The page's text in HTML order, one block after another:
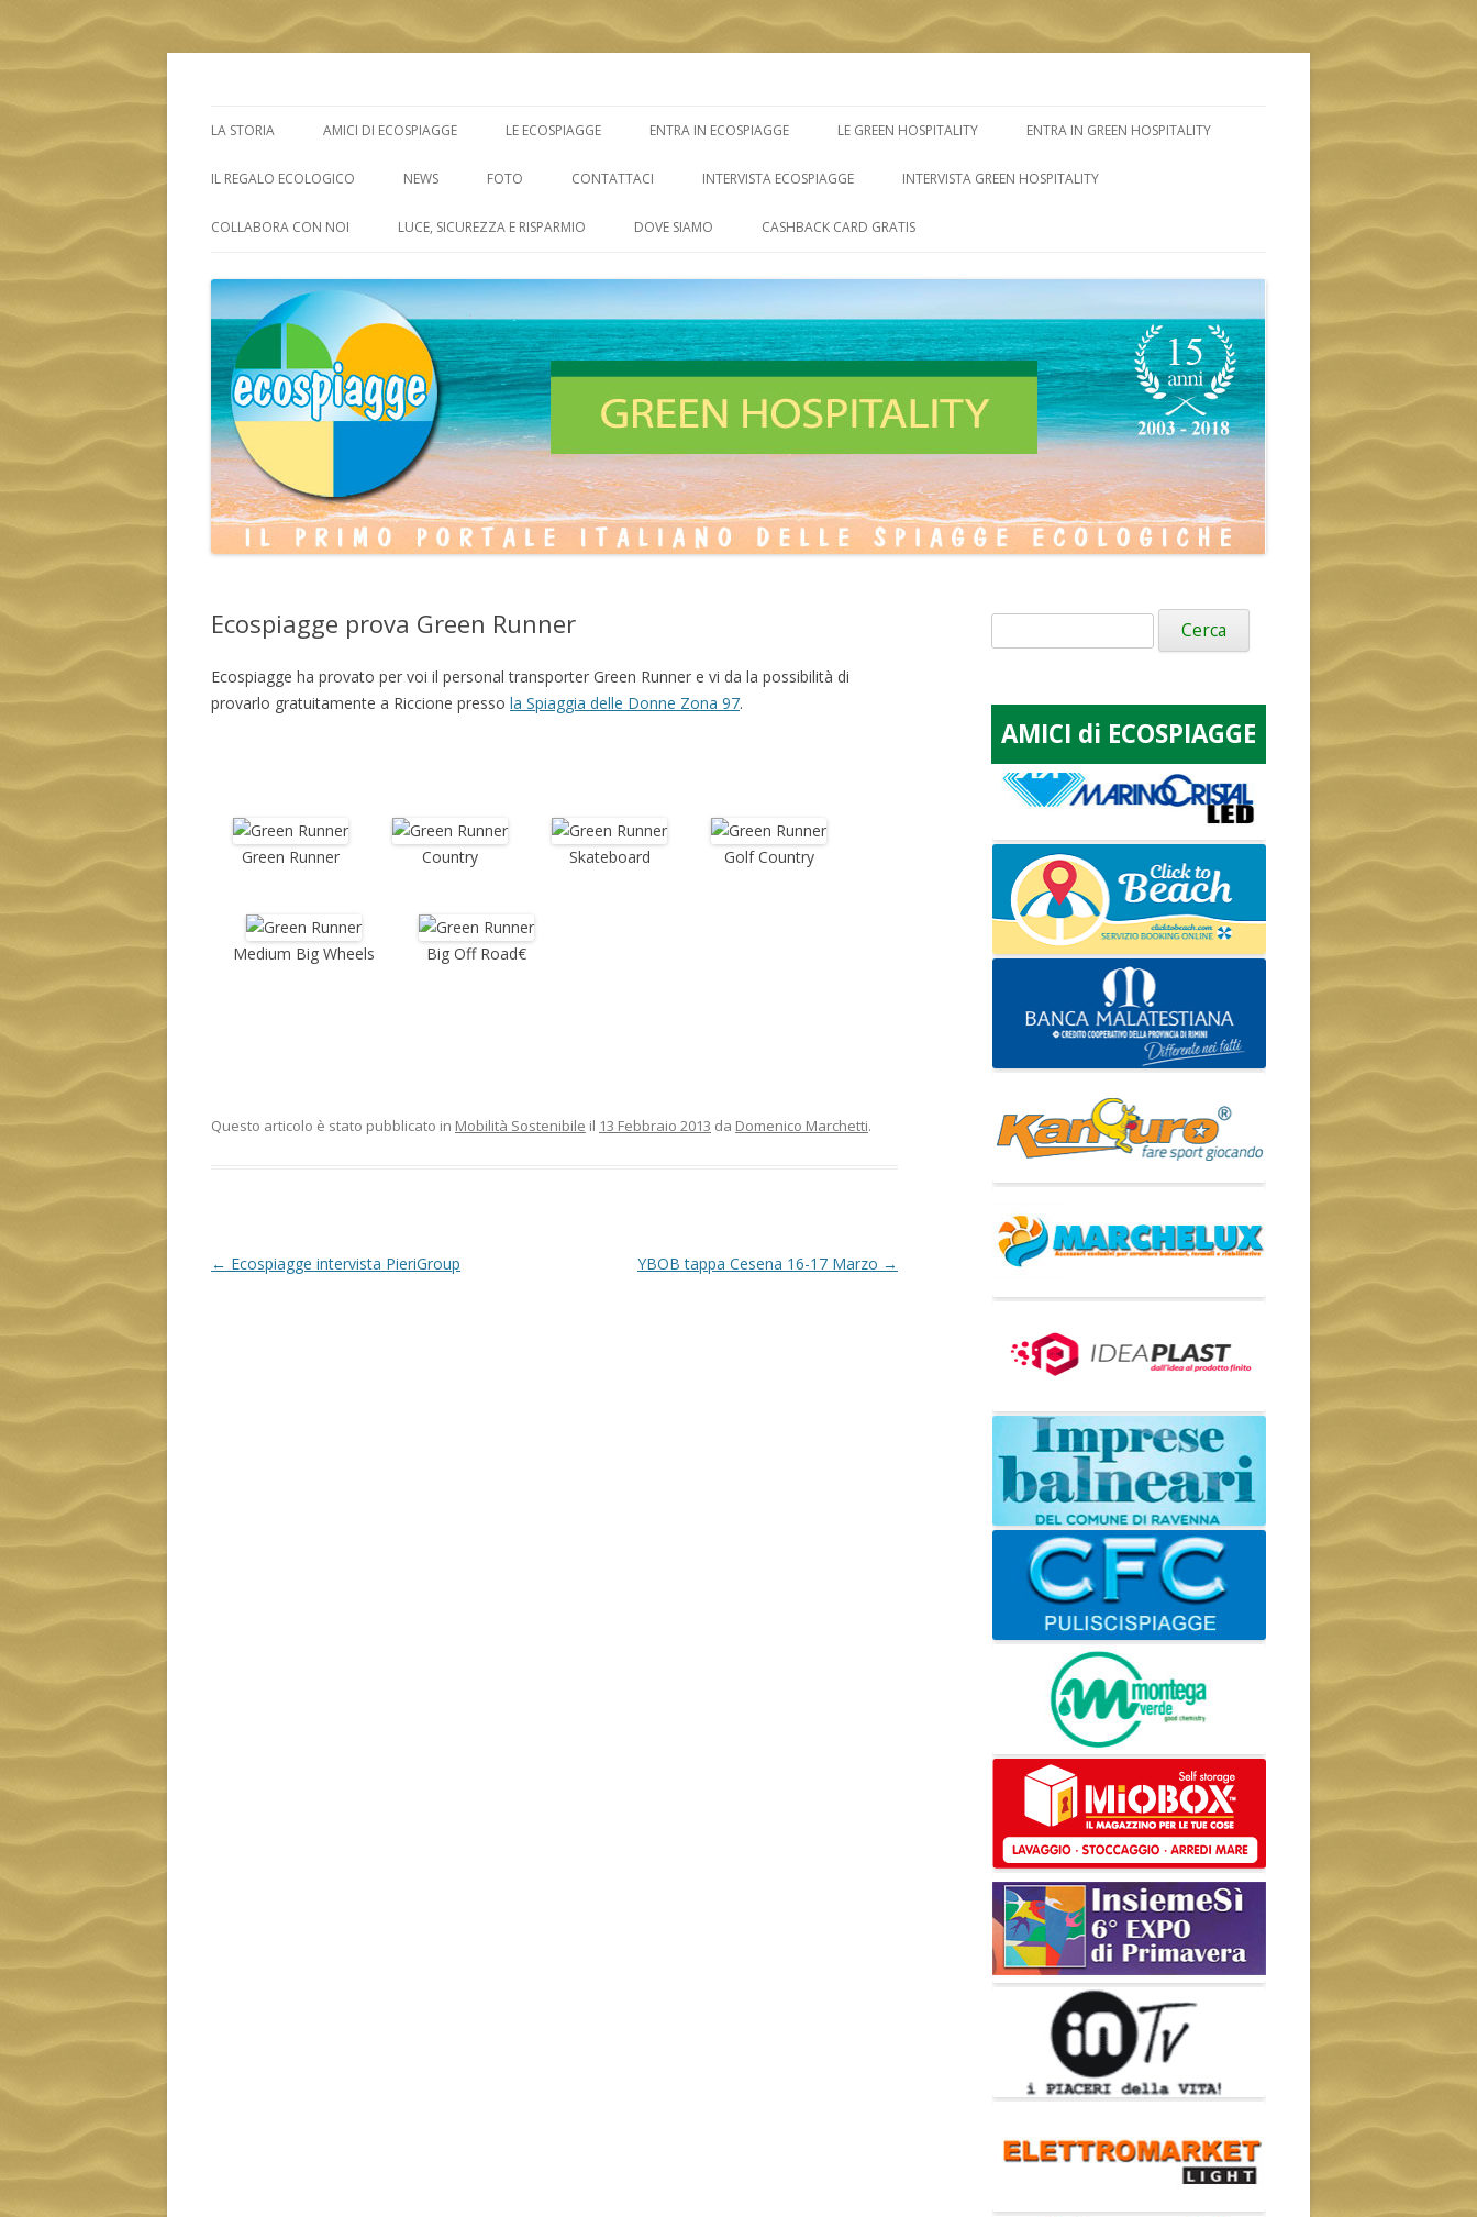
al
LA STORIA AMICI DI ECOSPIAGGE LE ECOSPIAGGE ENTRA IN ECOSPIAGGE LE GREEN HOSPITALITY ENTRA IN GREEN HOSPITALITY
IL REGALO ECOLOGICO NEWS FOTO CONTATTACI INTERVISTA ECOSPIAGGE INTERVISTA GREEN HOSPITALITY
COLLABORA CON NOI LUCE, SICUREZZA E RISPARMIO DOVE SIAMO CASHBACK CARD GRATIS
Ecospiagge prova Green Runner
Ecospiagge ha provato per voi il personal transporter Green Runner e vi da la possibilità di
provarlo gratuitamente a Riccione presso la Spiaggia delle Donne Zona 97.
Green Runner Country Skateboard Golf Country
Medium Big Wheels Big Off Road€
Questo articolo è stato pubblicato in Mobilità Sostenibile il 13 Febbraio 2013 da Domenico Marchetti.
Navigazione
← Ecospiagge intervista PieriGroup YBOB tappa Cesena 16-17 Marzo →
Ricerca
per:
AMICI di ECOSPIAGGE